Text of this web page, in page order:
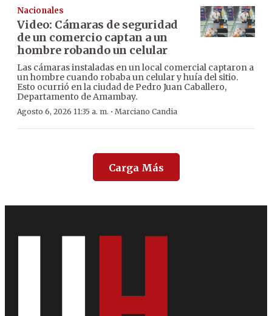
Nacionales
Video: Cámaras de seguridad
de un comercio captan a un
hombre robando un celular
Las cámaras instaladas en un local comercial captaron a
un hombre cuando robaba un celular y huía del sitio.
Esto ocurrió en la ciudad de Pedro Juan Caballero,
Departamento de Amambay.
Agosto 6, 2026 11:35 a. m. · Marciano Candia
Carga Más